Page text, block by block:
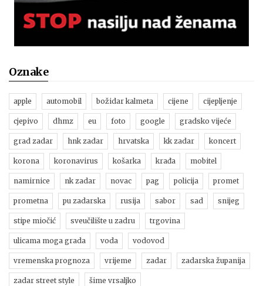
Oznake
apple automobil božidar kalmeta cijene cijepljenje
cjepivo dhmz eu foto google gradsko vijeće
grad zadar hnk zadar hrvatska kk zadar koncert
korona koronavirus košarka krađa mobitel
namirnice nk zadar novac pag policija promet
prometna pu zadarska rusija sabor sad snijeg
stipe miočić sveučilište u zadru trgovina
ulicama moga grada voda vodovod
vremenska prognoza vrijeme zadar zadarska županija
zadar street style šime vrsaljko